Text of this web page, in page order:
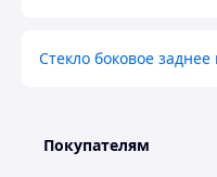
Стекло боковое заднее
Покупателям